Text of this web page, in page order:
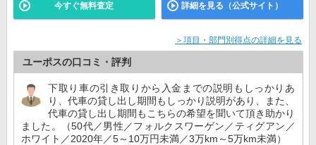
今すぐ無料査定 詳細を見る（公式サイト）
＞項目・部門別得点の詳細を見る
ユーポスの口コミ・評判
下取り車の引き取りから入金までの説明もしっかりあ
り、代車の貸し出し期間もしっかり説明があり、また、
代車の貸し出し期間もこちらの希望を聞いて頂き助かり
ました。（50代／男性／フォルクスワーゲン／ティグアン／
ホワイト／2020年／5～10万円未満／3万km～5万km未満）